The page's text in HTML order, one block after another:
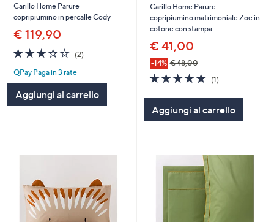
Carillo Home Parure
copripiumino in percalle Cody
€ 119,90
3.0
of
5
Stars
(2)
QPay Paga in 3 rate
Aggiungi al carrello
Carillo Home Parure
copripiumino matrimoniale Zoe in
cotone con stampa
€ 41,00
-14% € 48,00
5.0
of
5
Stars
(1)
Aggiungi al carrello